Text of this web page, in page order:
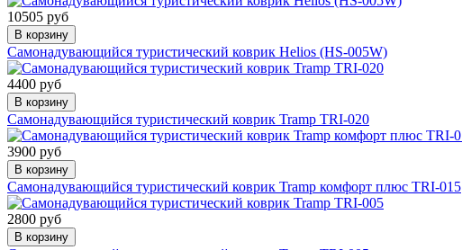
10505 руб
В корзину
Самонадувающийся туристический коврик Helios (HS-005W)
4400 руб
В корзину
Самонадувающийся туристический коврик Tramp TRI-020
3900 руб
В корзину
Самонадувающийся туристический коврик Tramp комфорт плюс TRI-015
2800 руб
В корзину